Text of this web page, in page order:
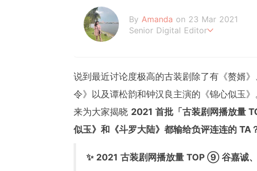
By Amanda on 23 Mar 2021
Senior Digital Editor
le MY ，让读者们不管何时何地都
说到最近讨论度极高的古装剧除了有《赘婿
令》以及谭松韵和钟汉良主演的《锦心似玉
来为大家揭晓 2021 首批「古装剧网播放量
似玉》和《斗罗大陆》都输给负评连连的 TA
✨ 2021 古装剧网播放量 TOP ⑨ 谷嘉诚